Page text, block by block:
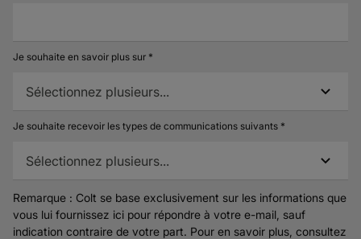
Je souhaite en savoir plus sur *
Sélectionnez plusieurs...
Je souhaite recevoir les types de communications suivants *
Sélectionnez plusieurs...
Remarque : Colt se base exclusivement sur les informations que
vous lui fournissez ici pour répondre à votre e-mail, sauf
indication contraire de votre part. Pour en savoir plus, consultez